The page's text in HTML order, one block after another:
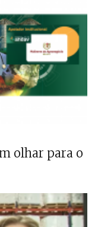
olhar para o